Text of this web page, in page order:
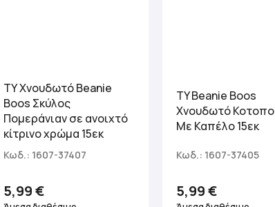
ΤΥ Χνουδωτό Beanie
Boos Σκύλος
Πομεράνιαν σε ανοιχτό
κίτρινο χρώμα 15εκ
Κωδ.: 1607-37407
5,99 €
TY Beanie Boos
Χνουδωτό
Με Καπέλο 15εκ
Κωδ.: 1607-37405
5,99 €